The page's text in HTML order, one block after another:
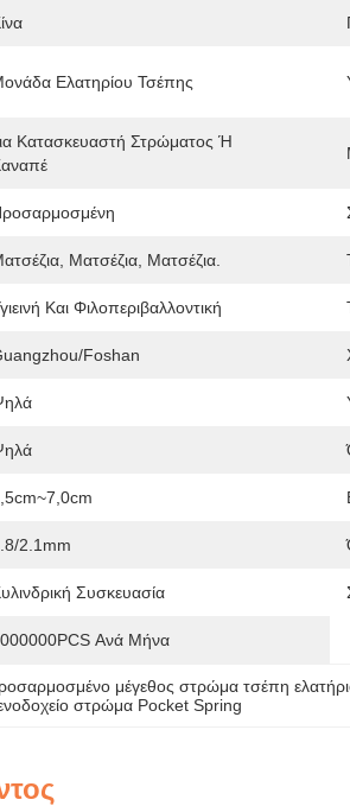
Ελατηρίου Τσέπης
Κατασκευαστή Στρώματος Ή
Ματσέζια, Ματσέζια.
Και Φιλοπεριβαλλοντική
Foshan
2.1mm
Συσκευασία
Ανά Μήνα
μέγεθος στρώμα τσέπη
στρώμα Pocket Spring